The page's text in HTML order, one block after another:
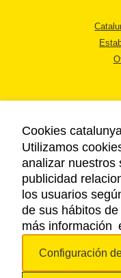
Copyright © 2026.
Cookies
Utilizamos
analizar nuestros
publicidad
los usuarios
de sus hábitos
más información
Configuración